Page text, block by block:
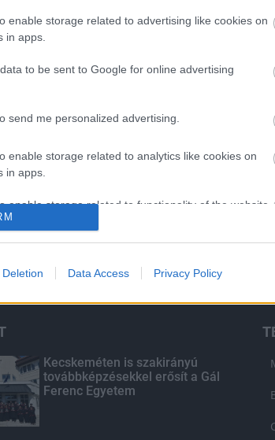
enable storage related to advertising like cookies on
in apps.
to be sent to Google for online advertising
send me personalized advertising.
enable storage related to analytics like cookies on
in apps.
enable storage related to functionality of the website
and fraud prevention, and other user protection.
Deletion Data Access Privacy Policy
Kecskeméten is szakirányú
továbbképzésekkel erősít a Gál
Ferenc Egyetem